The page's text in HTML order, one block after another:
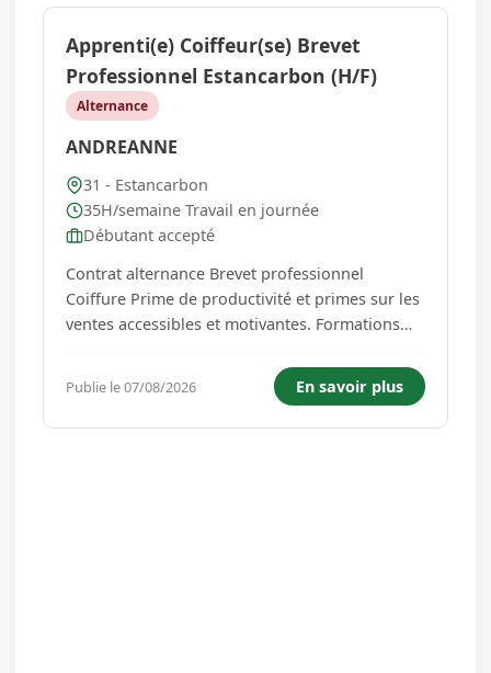
Apprenti(e) Coiffeur(se) Brevet
Professionnel Estancarbon (H/F)
Alternance
ANDREANNE
31 - Estancarbon
35H/semaine Travail en journée
Débutant accepté
Contrat alternance Brevet professionnel
Coiffure Prime de productivité et primes sur les
ventes accessibles et motivantes. Formations
vos compétences Comité d'entreprise et
avantages groupe Challenges réguliers
(individuels et en équipe, récompens...
Publie le 07/08/2026 En savoir plus